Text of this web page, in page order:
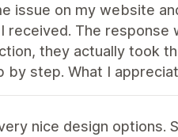
issue on my website
received. The
they actually took
step. What I
nice design options.